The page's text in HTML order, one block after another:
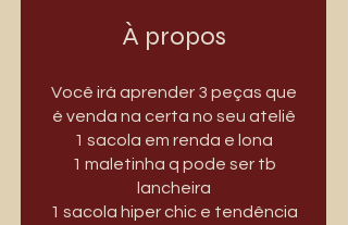
À propos
Você irá aprender 3 peças que
é venda na certa no seu ateliê
1 sacola em renda e lona
1 maletinha q pode ser tb
lancheira
1 sacola hiper chic e tendência